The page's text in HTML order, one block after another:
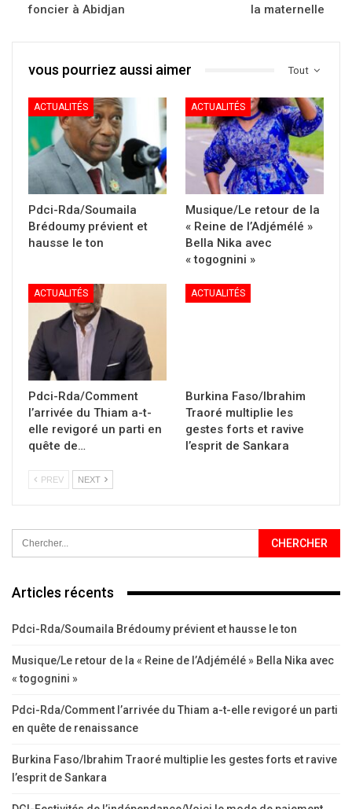
foncier à Abidjan
la maternelle
Tout
vous pourriez aussi aimer
ACTUALITÉS
Pdci-Rda/Soumaila
Brédoumy prévient et
hausse le ton
ACTUALITÉS
Musique/Le retour de la
« Reine de l’Adjémélé »
Bella Nika avec
« togognini »
ACTUALITÉS
Pdci-Rda/Comment
l’arrivée du Thiam a-t-
elle revigoré un parti en
quête de…
ACTUALITÉS
Burkina Faso/Ibrahim
Traoré multiplie les
gestes forts et ravive
l’esprit de Sankara
PREV NEXT
Articles récents
Pdci-Rda/Soumaila Brédoumy prévient et hausse le ton
Musique/Le retour de la « Reine de l’Adjémélé » Bella Nika avec
« togognini »
Pdci-Rda/Comment l’arrivée du Thiam a-t-elle revigoré un parti
en quête de renaissance
Burkina Faso/Ibrahim Traoré multiplie les gestes forts et ravive
l’esprit de Sankara